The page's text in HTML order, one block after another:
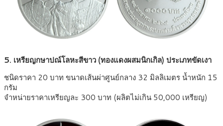
5. เหรียญกษาปณ์โลหะสีขาว (ทองแดงผสมนิกเกิล) ประเภทขัดเงา
ชนิดราคา 20 บาท ขนาดเส้นผ่าศูนย์กลาง 32 มิลลิเมตร น้ำหนัก 15
กรัม
จำหน่ายราคาเหรียญละ 300 บาท (ผลิตไม่เกิน 50,000 เหรียญ)